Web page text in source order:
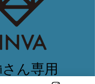
さん専用